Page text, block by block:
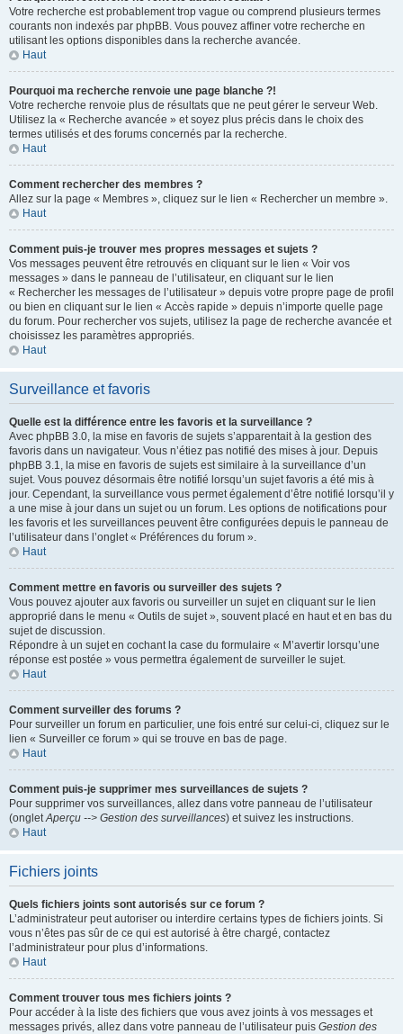
Votre recherche est probablement trop vague ou comprend plusieurs termes
courants non indexés par phpBB. Vous pouvez affiner votre recherche en
utilisant les options disponibles dans la recherche avancée.
Haut
Pourquoi ma recherche renvoie une page blanche ?!
Votre recherche renvoie plus de résultats que ne peut gérer le serveur Web.
Utilisez la « Recherche avancée » et soyez plus précis dans le choix des
termes utilisés et des forums concernés par la recherche.
Haut
Comment rechercher des membres ?
Allez sur la page « Membres », cliquez sur le lien « Rechercher un membre ».
Haut
Comment puis-je trouver mes propres messages et sujets ?
Vos messages peuvent être retrouvés en cliquant sur le lien « Voir vos
messages » dans le panneau de l’utilisateur, en cliquant sur le lien
« Rechercher les messages de l’utilisateur » depuis votre propre page de profil
ou bien en cliquant sur le lien « Accès rapide » depuis n’importe quelle page
du forum. Pour rechercher vos sujets, utilisez la page de recherche avancée et
choisissez les paramètres appropriés.
Haut
Surveillance et favoris
Quelle est la différence entre les favoris et la surveillance ?
Avec phpBB 3.0, la mise en favoris de sujets s’apparentait à la gestion des
favoris dans un navigateur. Vous n’étiez pas notifié des mises à jour. Depuis
phpBB 3.1, la mise en favoris de sujets est similaire à la surveillance d’un
sujet. Vous pouvez désormais être notifié lorsqu’un sujet favoris a été mis à
jour. Cependant, la surveillance vous permet également d’être notifié lorsqu’il y
a une mise à jour dans un sujet ou un forum. Les options de notifications pour
les favoris et les surveillances peuvent être configurées depuis le panneau de
l’utilisateur dans l’onglet « Préférences du forum ».
Haut
Comment mettre en favoris ou surveiller des sujets ?
Vous pouvez ajouter aux favoris ou surveiller un sujet en cliquant sur le lien
approprié dans le menu « Outils de sujet », souvent placé en haut et en bas du
sujet de discussion.
Répondre à un sujet en cochant la case du formulaire « M’avertir lorsqu’une
réponse est postée » vous permettra également de surveiller le sujet.
Haut
Comment surveiller des forums ?
Pour surveiller un forum en particulier, une fois entré sur celui-ci, cliquez sur le
lien « Surveiller ce forum » qui se trouve en bas de page.
Haut
Comment puis-je supprimer mes surveillances de sujets ?
Pour supprimer vos surveillances, allez dans votre panneau de l’utilisateur
(ongletAperçu --> Gestion des surveillances) et suivez les instructions.
Haut
Fichiers joints
Quels fichiers joints sont autorisés sur ce forum ?
L’administrateur peut autoriser ou interdire certains types de fichiers joints. Si
vous n’êtes pas sûr de ce qui est autorisé à être chargé, contactez
l’administrateur pour plus d’informations.
Haut
Comment trouver tous mes fichiers joints ?
Pour accéder à la liste des fichiers que vous avez joints à vos messages et
messages privés, allez dans votre panneau de l’utilisateur puis Gestion des